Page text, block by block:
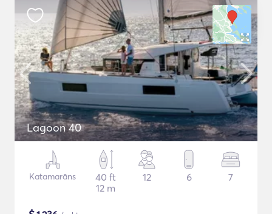
Lagoon 40
Katamarāns
40 ft
12 m
12 6 7